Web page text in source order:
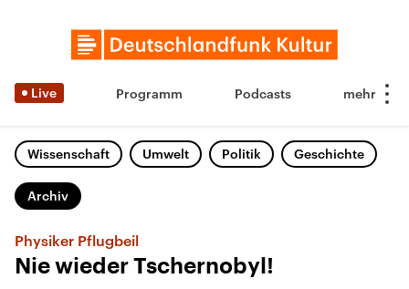
Live Programm Podcasts
Wissenschaft Umwelt Politik Geschichte
Archiv
Physiker Pflugbeil
Nie wieder Tschernobyl!